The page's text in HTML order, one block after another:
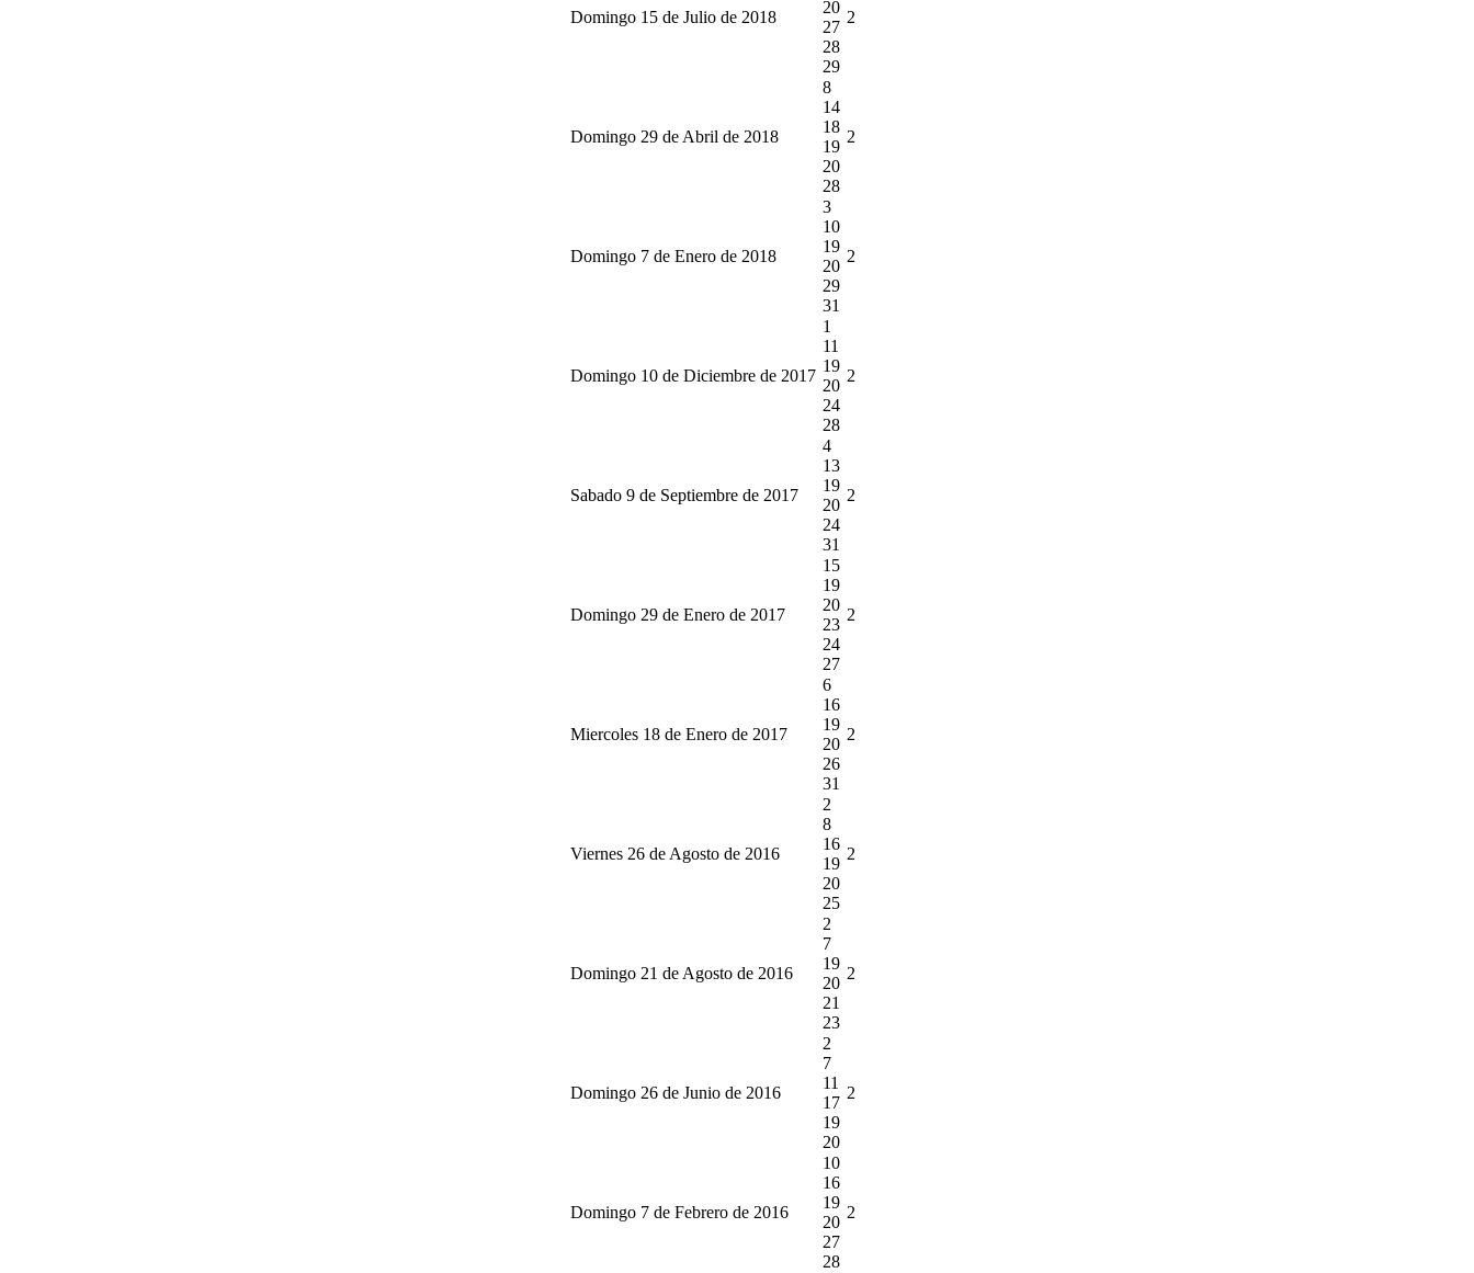
Domingo 15 de Julio de 2018
20
27
28
29
2
Domingo 29 de Abril de 2018
8
14
18
19
20
28
2
Domingo 7 de Enero de 2018
3
10
19
20
29
31
2
Domingo 10 de Diciembre de 2017
1
11
19
20
24
28
2
Sabado 9 de Septiembre de 2017
4
13
19
20
24
31
2
Domingo 29 de Enero de 2017
15
19
20
23
24
27
2
Miercoles 18 de Enero de 2017
6
16
19
20
26
31
2
Viernes 26 de Agosto de 2016
2
8
16
19
20
25
2
Domingo 21 de Agosto de 2016
2
7
19
20
21
23
2
Domingo 26 de Junio de 2016
2
7
11
17
19
20
2
Domingo 7 de Febrero de 2016
10
16
19
20
27
28
2